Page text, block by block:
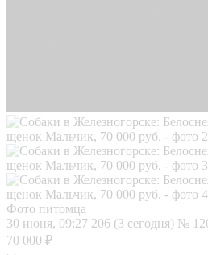
Фото питомца
30 июня, 09:27 206 (3 сегодня) №
70 000 ₽